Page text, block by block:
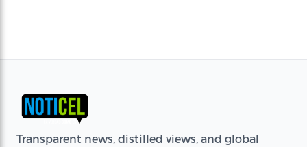
Transparent news, distilled views, and global